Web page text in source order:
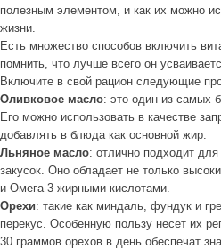
полезным элементом, и как их можно
жизни.
Есть множество способов включить
помнить, что лучше всего он
Включите в свой рацион следующие
Оливковое масло: это один из самых
Его можно использовать в качестве
добавлять в блюда как основной жир.
Льняное масло: отлично подходит
закусок. Оно обладает не только
и Омега-3 жирными кислотами.
Орехи: такие как миндаль, фундук и
перекус. Особенную пользу несет их
30 граммов орехов в день обеспечат